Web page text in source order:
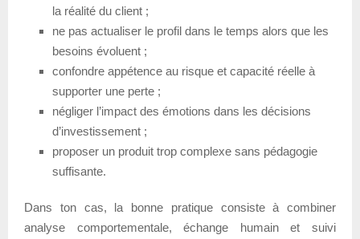
la réalité du client ;
ne pas actualiser le profil dans le temps alors que les
besoins évoluent ;
confondre appétence au risque et capacité réelle à
supporter une perte ;
négliger l’impact des émotions dans les décisions
d’investissement ;
proposer un produit trop complexe sans pédagogie
suffisante.
Dans ton cas, la bonne pratique consiste à combiner
analyse comportementale, échange humain et suivi